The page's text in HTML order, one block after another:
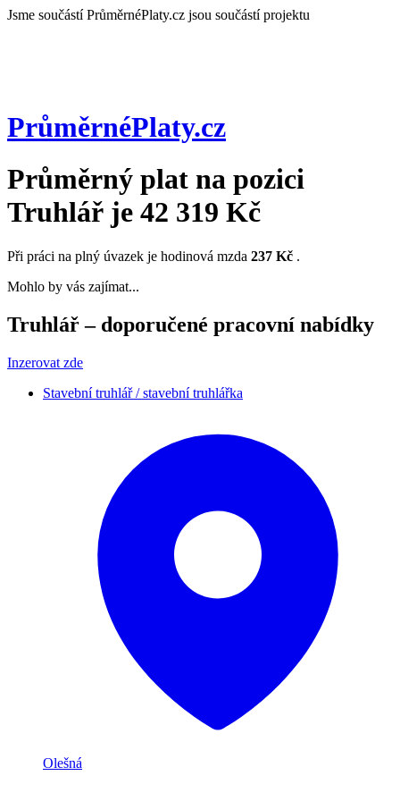
Jsme součástí PrůměrnéPlaty.cz jsou součástí projektu
PrůměrnéPlaty.cz
Průměrný plat na pozici
Truhlář je 42 319 Kč
Při práci na plný úvazek je hodinová mzda 237 Kč .
Mohlo by vás zajímat...
Truhlář – doporučené pracovní nabídky
Inzerovat zde
Stavební truhlář / stavební truhlářka
Olešná